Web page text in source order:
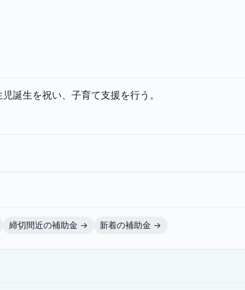
誕生を祝い、子育て支援を行う。
締切間近の補助金 → 新着の補助金 →